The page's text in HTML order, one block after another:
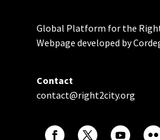
Global Platform for the
Webpage developed by
Contact
contact@right2city.org